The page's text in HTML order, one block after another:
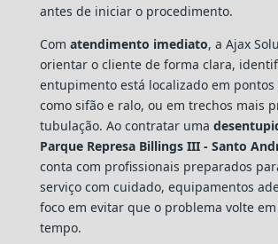
antes de iniciar o procedimento.
Com atendimento imediato, a Ajax
orientar o cliente de forma clara,
entupimento está localizado em pontos
como sifão e ralo, ou em trechos mais
tubulação. Ao contratar uma
Parque Represa Billings III - Santo
conta com profissionais preparados
serviço com cuidado, equipamentos
foco em evitar que o problema volte
tempo.